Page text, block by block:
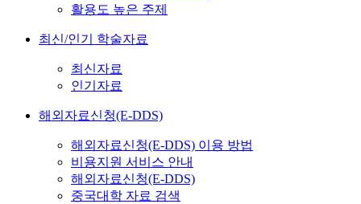
활용도 높은 주제
최신/인기 학술자료
최신자료
인기자료
해외자료신청(E-DDS)
해외자료신청(E-DDS) 이용 방법
비용지원 서비스 안내
해외자료신청(E-DDS)
중국대학 자료 검색